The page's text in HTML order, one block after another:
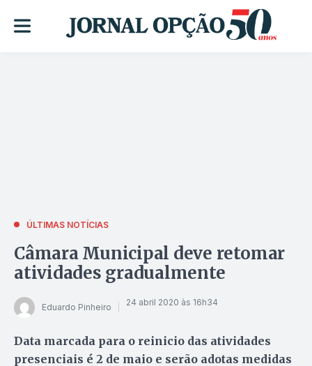
ÚLTIMAS NOTÍCIAS
Câmara Municipal deve retomar
atividades gradualmente
Eduardo Pinheiro 24 abril 2020 às 16h34
Data marcada para o reinicio das atividades
presenciais é 2 de maio e serão adotas medidas